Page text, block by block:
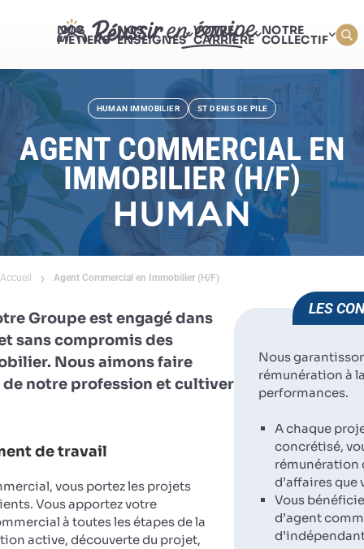
NOS
MÉTIERS
NOS
ENSEIGNES
VOTRE
CARRIÈRE
NOTRE
COLLECTIF
HUMAN IMMOBILIER ST DENIS DE PILE
AGENT COMMERCIAL EN
IMMOBILIER (H/F)
Accueil Agent Commercial en Immobilier (H/F)
Groupe est engagé dans
sans compromis des
Nous aimons faire
notre profession et cultiver
de travail
vous portez les projets
Vous apportez votre
à toutes les étapes de la
active, découverte du projet,
LES
Nous
rémunération à
performances.
A chaque
concrétisé,
rémunération
d’affaires que
Vous
d’agent